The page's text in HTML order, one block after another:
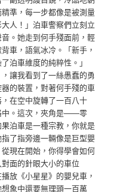
準，每一步都像是被測量
人！」泊車警察們立刻立
。她走到何手殘面前，輕
車，語氣冰冷。「新手，
泊車維度的純粹性。」
讓我看到了一絲愚蠢的勇
的裝置，對著何手殘的車
在空中旋轉了一百八十
中。這次，夾角是——零
泊車是一種宗教，你就是
了指旁邊一輛像是巨型嬰
現在開始，你得學會如何
面的針眼大小的車位
放《小星星》的嬰兒車，
象中還要無理頭一百萬